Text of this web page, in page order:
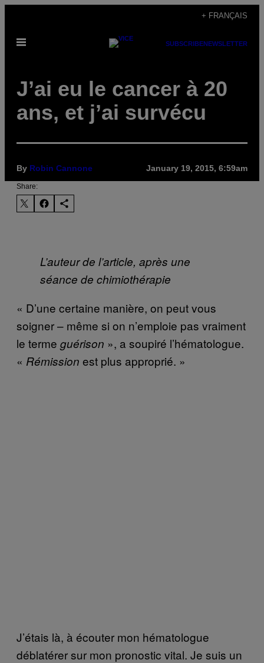
content
+ FRANÇAIS
Open
SUBSCRIBENEWSLETTER
J’ai eu le cancer à 20
ans, et j’ai survécu
By Robin Cannone January 19, 2015, 6:59am
Share:
L’auteur de l’article, après une
séance de chimiothérapie
« D’une certaine manière, on peut vous
soigner – même si on n’emploie pas vraiment
le terme guérison », a soupiré l’hématologue.
« Rémission est plus approprié. »
J’étais là, à écouter mon hématologue
déblatérer sur mon pronostic vital. Je suis un